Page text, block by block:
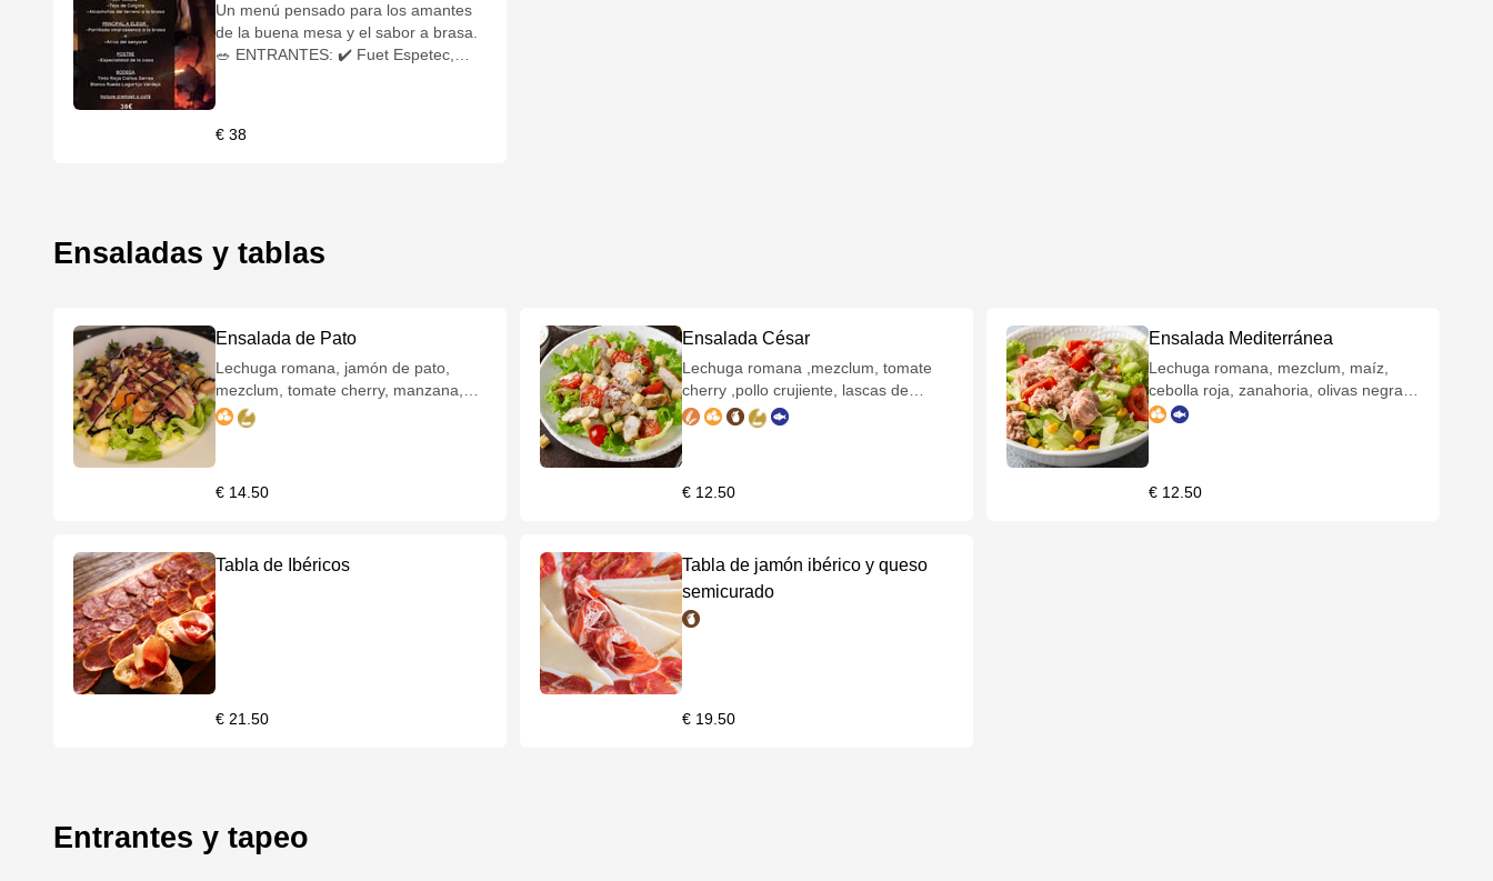
Un menú pensado para los amantes
de la buena mesa y el sabor a brasa.
🥗 ENTRANTES: ✔️ Fuet Espetec,
la brasa 🥩 PRINCIPAL A ELEGIR: 🔹
BODEGA INCLUIDA: 🍷 Tinto Rioja
€ 38
Ensaladas y tablas
Ensalada de Pato
Lechuga romana, jamón de pato,
mezclum, tomate cherry, manzana,
granada, cebolla roja, miel/mostaza y
€ 14.50
Ensalada César
Lechuga romana ,mezclum, tomate
cherry ,pollo crujiente, lascas de
parmesano, salsa césar y vinagreta
€ 12.50
Ensalada Mediterránea
Lechuga romana, mezclum, maíz,
cebolla roja, zanahoria, olivas negras,
huevo duro, atún y vinagreta
€ 12.50
Tabla de Ibéricos
€ 21.50
Tabla de jamón ibérico y queso
semicurado
€ 19.50
Entrantes y tapeo